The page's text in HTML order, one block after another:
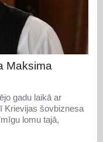
Maksima
gadu laikā ar
Krievijas šovbiznesa
lomu tajā,